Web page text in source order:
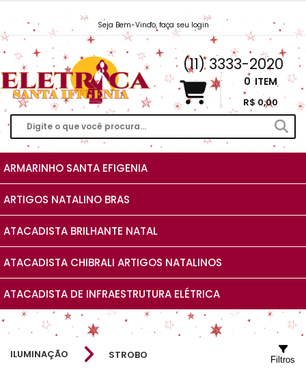
Seja Bem-Vindo, faça seu login
Vendas@EletricaSantaIfigenia.com.br
(11) 3333-2020
0 ITEM
R$ 0,00
ARMARINHO SANTA EFIGENIA
ARTIGOS NATALINO BRAS
ATACADISTA BRILHANTE NATAL
ATACADISTA CHIBRALI ARTIGOS NATALINOS
ATACADISTA DE INFRAESTRUTURA ELÉTRICA
ILUMINAÇÃO STROBO Filtros